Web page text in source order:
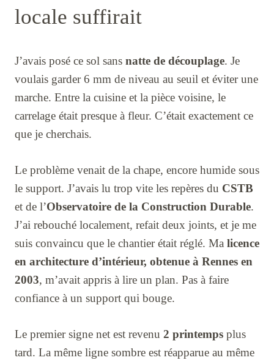
locale suffirait
J’avais posé ce sol sans natte de découplage. Je
voulais garder 6 mm de niveau au seuil et éviter une
marche. Entre la cuisine et la pièce voisine, le
carrelage était presque à fleur. C’était exactement ce
que je cherchais.
Le problème venait de la chape, encore humide sous
le support. J’avais lu trop vite les repères du CSTB
et de l’Observatoire de la Construction Durable.
J’ai rebouché localement, refait deux joints, et je me
suis convaincu que le chantier était réglé. Ma licence
en architecture d’intérieur, obtenue à Rennes en
2003, m’avait appris à lire un plan. Pas à faire
confiance à un support qui bouge.
Le premier signe net est revenu 2 printemps plus
tard. La même ligne sombre est réapparue au même